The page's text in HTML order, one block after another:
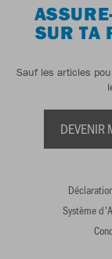
SUR TA
Sauf les articles
DEVENIR
Système